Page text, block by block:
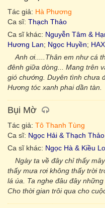
Tác giả: Hà Phương
Ca sĩ: Thạch Thảo
Ca sĩ khác: Nguyễn Tâm &
Hương Lan; Ngọc Huyền; HAX
Anh ơi.....Thân em như cá
đênh giữa dòng... Mang trên
gió chướng. Duyên tình chưa
Hương tóc xanh phai dần tàn.
Bụi Mờ
Tác giả: Tô Thanh Tùng
Ca sĩ: Ngọc Hải & Thạch Thảo
Ca sĩ khác: Ngọc Hà & Kiều
Ngày ta về đây chỉ thấy
thấy mưa rơi không thấy trời
lá úa. Ta nghe đâu đây
Cho thời gian trôi qua cho